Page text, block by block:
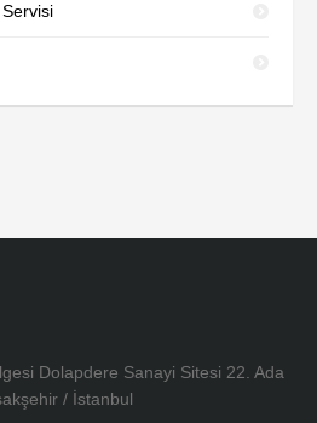
Dolapdere Sanayi Sitesi 22. Ada
/ İstanbul